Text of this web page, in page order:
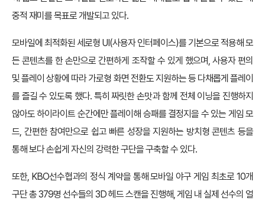
중적 재미를 목표로 개발되고 있다.
모바일에 최적화된 세로형 UI(사용자 인터페이스)를 기본으로 적용해 모
든 콘텐츠를 한 손만으로 간편하게 조작할 수 있게 했으며, 사용자 편의
및 플레이 상황에 따라 가로형 화면 전환도 지원하는 등 다채롭게 플레이
를 즐길 수 있도록 했다. 특히 짜릿한 손맛과 함께 전체 이닝을 진행하지
않아도 하이라이트 순간에만 플레이해 승패를 결정지을 수 있는 게임 모
드, 간편한 참여만으로 쉽고 빠른 성장을 지원하는 방치형 콘텐츠 등을
통해 보다 손쉽게 자신의 강력한 구단을 구축할 수 있다.
또한, KBO선수협과의 정식 계약을 통해 모바일 야구 게임 최초로 10개
구단 총 379명 선수들의 3D 헤드 스캔을 진행해, 게임 내 실제 선수의 얼